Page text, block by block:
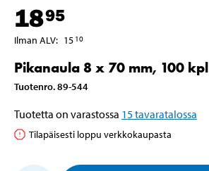
1895
Ilman ALV: 15 10
Pikanaula 8 x 70 mm, 100 kpl
Tuotenro.89-544
Tuotetta on varastossa 15tavaratalossa
Tilapäisesti loppu verkkokaupasta